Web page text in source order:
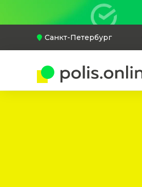
Санкт-Петербург